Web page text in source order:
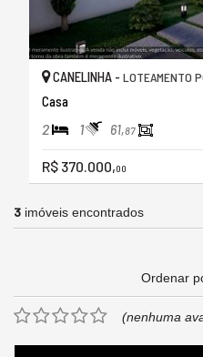
CANELINHA - LOTEAMENTO
Casa
2 1 61,87
R$ 370.000,00
3 imóveis encontrados
Ordenar
(nenhuma